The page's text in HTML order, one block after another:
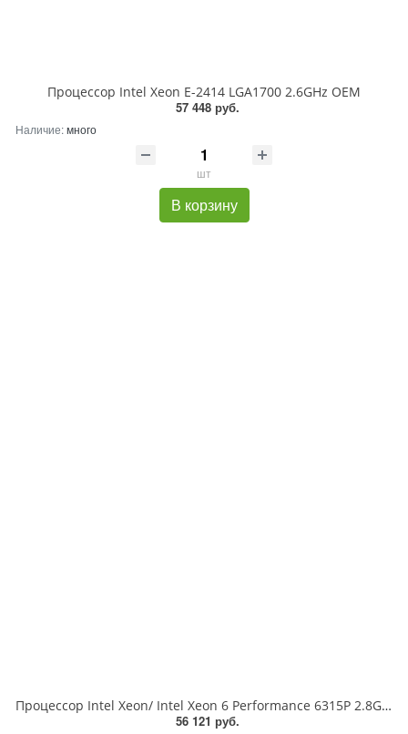
Процессор Intel Xeon E-2414 LGA1700 2.6GHz OEM
57 448 руб.
Наличие:много
шт
В корзину
Процессор Intel Xeon/ Intel Xeon 6 Performance 6315P 2.8G, 4C/8T, 12M Cache, Turbo , (55W) DDR5-4800
56 121 руб.